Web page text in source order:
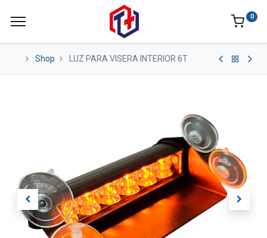
0
Shop LUZ PARA VISERA INTERIOR 6T